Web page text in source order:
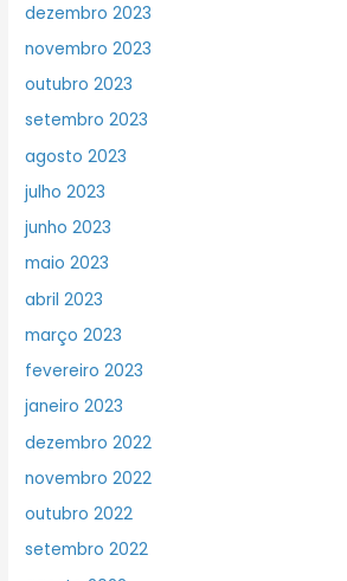
dezembro 2023
novembro 2023
outubro 2023
setembro 2023
agosto 2023
julho 2023
junho 2023
maio 2023
abril 2023
março 2023
fevereiro 2023
janeiro 2023
dezembro 2022
novembro 2022
outubro 2022
setembro 2022